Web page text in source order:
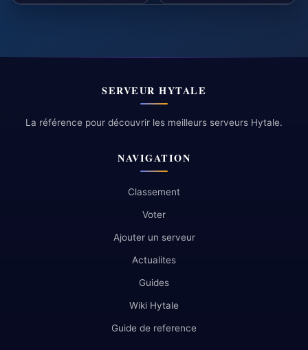
SERVEUR HYTALE
La référence pour découvrir les meilleurs serveurs Hytale.
NAVIGATION
Classement
Voter
Ajouter un serveur
Actualites
Guides
Wiki Hytale
Guide de reference